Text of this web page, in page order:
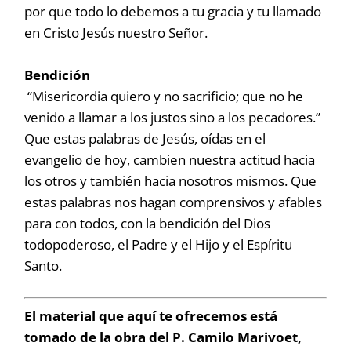
por que todo lo debemos a tu gracia y tu llamado
en Cristo Jesús nuestro Señor.
Bendición
“Misericordia quiero y no sacrificio; que no he
venido a llamar a los justos sino a los pecadores.”
Que estas palabras de Jesús, oídas en el
evangelio de hoy, cambien nuestra actitud hacia
los otros y también hacia nosotros mismos. Que
estas palabras nos hagan comprensivos y afables
para con todos, con la bendición del Dios
todopoderoso, el Padre y el Hijo y el Espíritu
Santo.
El material que aquí te ofrecemos está
tomado de la obra del P. Camilo Marivoet,